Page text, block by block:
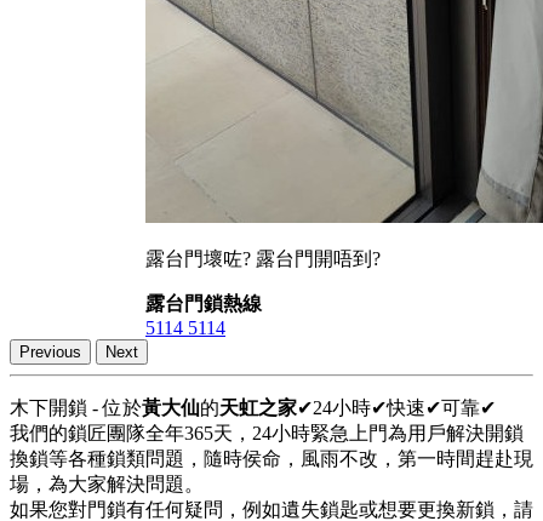
露台門壞咗? 露台門開唔到?
露台門鎖熱線
5114 5114
Previous Next
木下開鎖 - 位於黃大仙的天虹之家✔24小時✔快速✔可靠✔
我們的鎖匠團隊全年365天，24小時緊急上門為用戶解決開鎖
換鎖等各種鎖類問題，隨時侯命，風雨不改，第一時間趕赴現
場，為大家解決問題。
如果您對門鎖有任何疑問，例如遺失鎖匙或想要更換新鎖，請